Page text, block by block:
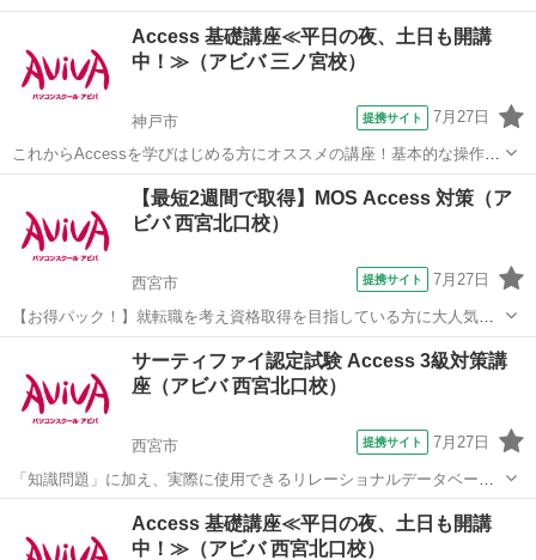
Access 基礎講座≪平日の夜、土日も開講
中！≫（アビバ 三ノ宮校）
神戸市 提携サイト 7月27日
これからAccessを学びはじめる方にオススメの講座！基本的な操作か
らリレーションシップなど、データベース管理ソフトであるAccessの
醍醐味を学ぶ事ができる講座です。 ■学習内容■ 基本操作・テーブ
ル・クエリ・フォーム...
アクセス
【最短2週間で取得】MOS Access 対策（ア
ビバ 西宮北口校）
西宮市 提携サイト 7月27日
【お得パック！】就転職を考え資格取得を目指している方に大人気の
MOS Accessを短期集中で目指す検定対策の講座です。新規お問い合
わせ頂いた方限定でリーズナブルな受講料で学べる人気講座です！
サーティファイ認定試験 Access 3級対策講
座（アビバ 西宮北口校）
西宮市 提携サイト 7月27日
「知識問題」に加え、実際に使用できるリレーショナルデータベース
を作成する「実技問題」を解くことで、実践的な能力を証明できる資
格制度の、3級対策講座です。
アクセス
Access 基礎講座≪平日の夜、土日も開講
中！≫（アビバ 西宮北口校）